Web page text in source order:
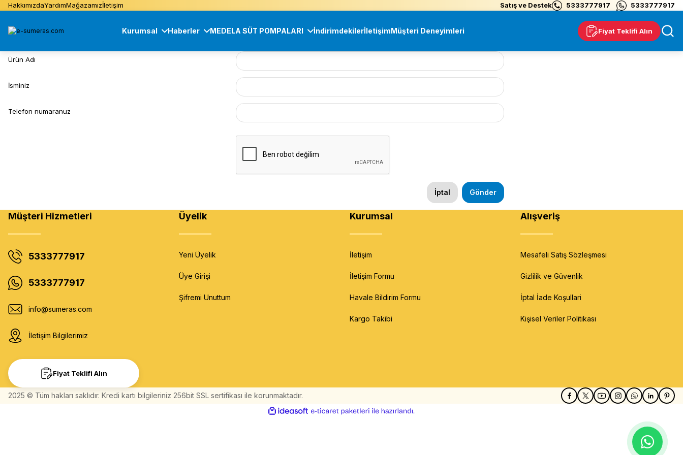
HakkımızdaYardımMağazamızİletişim Satış ve Destek 5333777917 5333777917
Kurumsal Haberler MEDELA SÜT POMPALARI İndirimdekilerİletişimMüşteri Deneyimleri Fiyat Teklifi Alın
Ürün Adı
İsminiz
Telefon numaranuz
İptal Gönder
Müşteri Hizmetleri
5333777917
5333777917
info@sumeras.com
İletişim Bilgilerimiz
Fiyat Teklifi Alın
Üyelik
Yeni Üyelik
Üye Girişi
Şifremi Unuttum
Kurumsal
İletişim
İletişim Formu
Havale Bildirim Formu
Kargo Takibi
Alışveriş
Mesafeli Satış Sözleşmesi
Gizlilik ve Güvenlik
İptal İade Koşullari
Kişisel Veriler Politikası
2025 © Tüm hakları saklıdır. Kredi kartı bilgileriniz 256bit SSL sertifikası ile korunmaktadır.
ideasoft
e-